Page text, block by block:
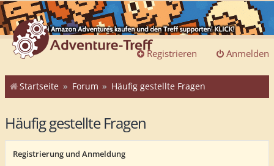
Anmelden
Registrieren
Startseite Forum Häufig gestellte Fragen
Häufig gestellte Fragen
Registrierung und Anmeldung